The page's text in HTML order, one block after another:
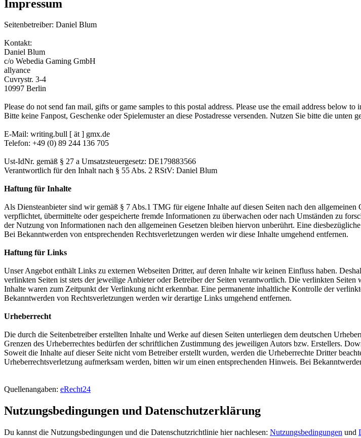
Impressum
Seitenbetreiber: Daniel Blum
Kontakt:
Daniel Blum
c/o Webedia Gaming GmbH
allyance
Cuvrystr. 3-4
10997 Berlin
Please do not send fan mail, gifts or game samples to this postal address. Please use the email address below
Bitte keine Fanpost, Geschenke oder Spielemuster an diese Postadresse versenden. Nutzen Sie bitte die
E-Mail: writing.bull [ ät ] gmx.de
Telefon: +49 (0) 89 244 136 705
Ust-IdNr. gemäß § 27 a Umsatzsteuergesetz: DE179883566
Verantwortlich für den Inhalt nach § 55 Abs. 2 RStV: Daniel Blum
Haftung für Inhalte
Als Diensteanbieter sind wir gemäß § 7 Abs.1 TMG für eigene Inhalte auf diesen Seiten nach den
verpflichtet, übermittelte oder gespeicherte fremde Informationen zu überwachen oder nach Umständen zu
der Nutzung von Informationen nach den allgemeinen Gesetzen bleiben hiervon unberührt. Eine
Bei Bekanntwerden von entsprechenden Rechtsverletzungen werden wir diese Inhalte umgehend entfernen.
Haftung für Links
Unser Angebot enthält Links zu externen Webseiten Dritter, auf deren Inhalte wir keinen Einfluss haben.
verlinkten Seiten ist stets der jeweilige Anbieter oder Betreiber der Seiten verantwortlich. Die verlinkten
Inhalte waren zum Zeitpunkt der Verlinkung nicht erkennbar. Eine permanente inhaltliche Kontrolle der
Bekanntwerden von Rechtsverletzungen werden wir derartige Links umgehend entfernen.
Urheberrecht
Die durch die Seitenbetreiber erstellten Inhalte und Werke auf diesen Seiten unterliegen dem deutschen
Grenzen des Urheberrechtes bedürfen der schriftlichen Zustimmung des jeweiligen Autors bzw. Erstellers.
Soweit die Inhalte auf dieser Seite nicht vom Betreiber erstellt wurden, werden die Urheberrechte Dritter
Urheberrechtsverletzung aufmerksam werden, bitten wir um einen entsprechenden Hinweis. Bei
Quellenangaben: eRecht24
Nutzungsbedingungen und Datenschutzerklärung
Du kannst die Nutzungsbedingungen und die Datenschutzrichtlinie hier nachlesen: Nutzungsbedingungen und